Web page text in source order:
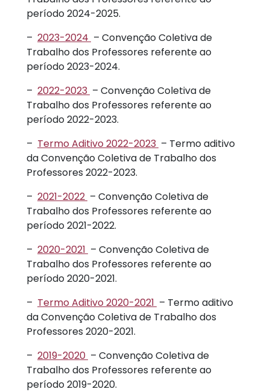
período 2024-2025.
– 2023-2024 – Convenção Coletiva de
Trabalho dos Professores referente ao
período 2023-2024.
– 2022-2023 – Convenção Coletiva de
Trabalho dos Professores referente ao
período 2022-2023.
– Termo Aditivo 2022-2023 – Termo aditivo
da Convenção Coletiva de Trabalho dos
Professores 2022-2023.
– 2021-2022 – Convenção Coletiva de
Trabalho dos Professores referente ao
período 2021-2022.
– 2020-2021 – Convenção Coletiva de
Trabalho dos Professores referente ao
período 2020-2021.
– Termo Aditivo 2020-2021 – Termo aditivo
da Convenção Coletiva de Trabalho dos
Professores 2020-2021.
– 2019-2020 – Convenção Coletiva de
Trabalho dos Professores referente ao
período 2019-2020.